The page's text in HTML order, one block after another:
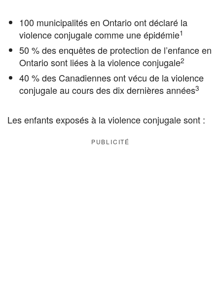
100 municipalités en Ontario ont déclaré la
violence conjugale comme une épidémie1
50 % des enquêtes de protection de l’enfance en
Ontario sont liées à la violence conjugale2
40 % des Canadiennes ont vécu de la violence
conjugale au cours des dix dernières années3
Les enfants exposés à la violence conjugale sont :
PUBLICITÉ